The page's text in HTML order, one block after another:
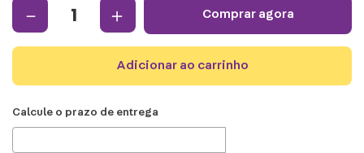
＋
－ comprar agora
adicionar ao carrinho